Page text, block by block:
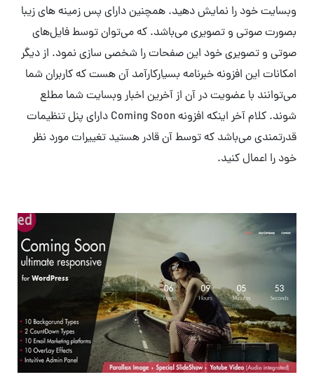
وبسایت خود را نمایش دهید. همچنین دارای پس زمینه های زیبا
بصورت صوتی و تصویری می‌باشد. که می‌توان توسط فایل‌های
صوتی و تصویری خود این صفحات را شخصی سازی نمود. از دیگر
امکانات این افزونه خبرنامه بسیارکارآمد آن هست که کاربران شما
می‌توانند با عضویت در آن از آخرین اخبار وبسایت شما مطلع
شوند. کلام آخر اینکه افزونه Coming Soon دارای پنل تنظیمات
قدرتمندی می‌باشد که توسط آن قادر هستید تغییرات مورد نظر
خود را اعمال کنید.